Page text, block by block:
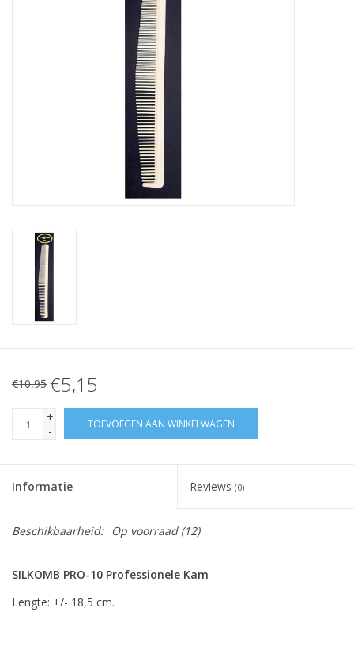
€10,95 €5,15
+
-
TOEVOEGEN AAN WINKELWAGEN
Informatie Reviews (0)
Beschikbaarheid: Op voorraad(12)
SILKOMB PRO-10 Professionele Kam
Lengte: +/- 18,5 cm.